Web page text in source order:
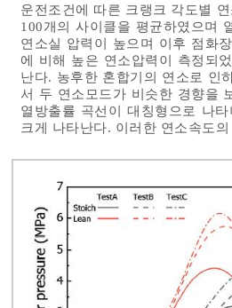
운전조건에 따른 크랭크 각도별
100개의 사이클을 평균하였으며
연소실 압력이 높으며 이후 점화
에 비해 높은 연소압력이 측정되
난다. 농후한 혼합기의 연소로 인
서 두 연소모드가 비슷한 경향을
열방출률 곡선이 대칭형으로 나
크게 나타난다. 이러한 연소속도